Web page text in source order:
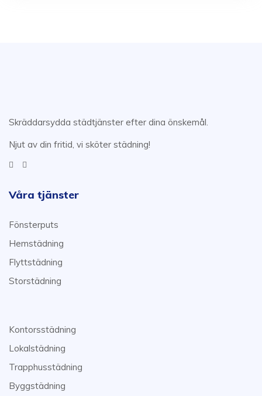
Skräddarsydda städtjänster efter dina önskemål.
Njut av din fritid, vi sköter städning!
Våra tjänster
Fönsterputs
Hemstädning
Flyttstädning
Storstädning
Kontorsstädning
Lokalstädning
Trapphusstädning
Byggstädning